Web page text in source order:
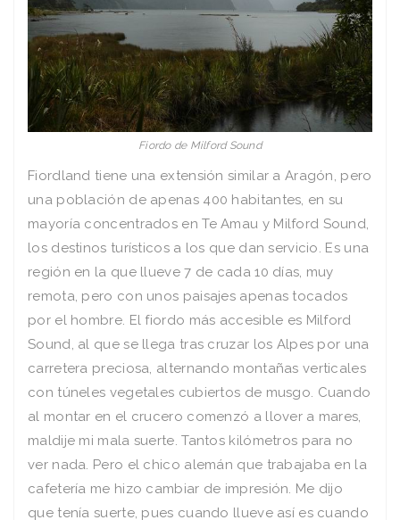
Fiordo de Milford Sound
Fiordland tiene una extensión similar a Aragón, pero
una población de apenas 400 habitantes, en su
mayoría concentrados en Te Amau y Milford Sound,
los destinos turísticos a los que dan servicio. Es una
región en la que llueve 7 de cada 10 días, muy
remota, pero con unos paisajes apenas tocados
por el hombre. El fiordo más accesible es Milford
Sound, al que se llega tras cruzar los Alpes por una
carretera preciosa, alternando montañas verticales
con túneles vegetales cubiertos de musgo. Cuando
al montar en el crucero comenzó a llover a mares,
maldije mi mala suerte. Tantos kilómetros para no
ver nada. Pero el chico alemán que trabajaba en la
cafetería me hizo cambiar de impresión. Me dijo
que tenía suerte, pues cuando llueve así es cuando